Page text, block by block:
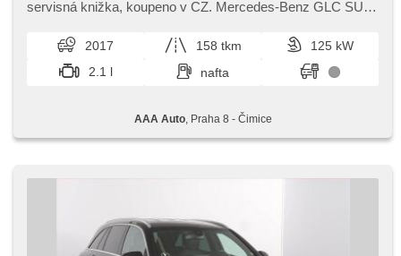
štartovanie tlačítkom, senzor tlaku v pneumatikách, USB,
prevodovka, pohon 4 x 4
servisná knižka,​ koupeno v CZ. Mercedes​-Benz GLC SUV
bezpečnostními prvky. ...
2017 158 tkm
125 kW
2.1 l
nafta
AAA Auto, Praha 8 - Čimice